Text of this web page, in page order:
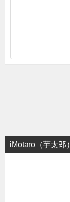
iMotaro（芋太郎